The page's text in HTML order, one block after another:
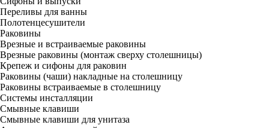
Переливы для ванны
Полотенцесушители
Раковины
Врезные и встраиваемые раковины
Врезные раковины (монтаж сверху столешницы)
Крепеж и сифоны для раковин
Раковины (чаши) накладные на столешницу
Раковины встраиваемые в столешницу
Системы инсталляции
Смывные клавиши
Смывные клавиши для унитаза